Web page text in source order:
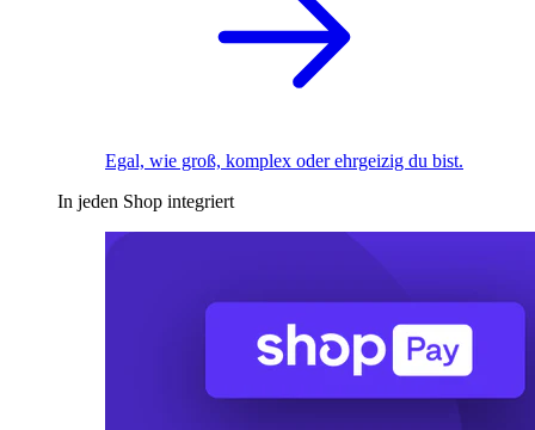
Egal, wie groß, komplex oder ehrgeizig du bist.
In jeden Shop integriert